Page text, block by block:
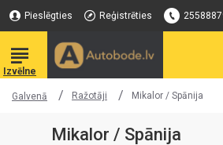
Pieslēgties Reģistrēties
Galvenā Ražotāji Mikalor / Spānija
Mikalor / Spānija